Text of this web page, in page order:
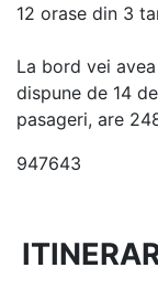
12 orase din 3
La bord vei
dispune de 14
pasageri, are
947643
15 zile vacanta
Marea